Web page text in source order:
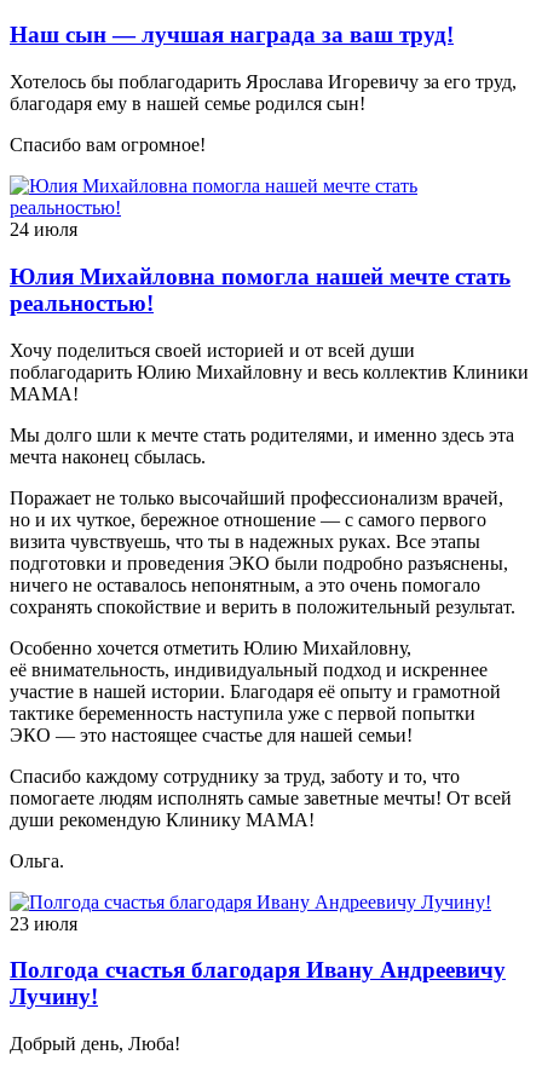
Наш сын — лучшая награда за ваш труд!
Хотелось бы поблагодарить Ярослава Игоревичу за его труд,
благодаря ему в нашей семье родился сын!
Спасибо вам огромное!
24 июля
Юлия Михайловна помогла нашей мечте стать
реальностью!
Хочу поделиться своей историей и от всей души
поблагодарить Юлию Михайловну и весь коллектив Клиники
МАМА!
Мы долго шли к мечте стать родителями, и именно здесь эта
мечта наконец сбылась.
Поражает не только высочайший профессионализм врачей,
но и их чуткое, бережное отношение — с самого первого
визита чувствуешь, что ты в надежных руках. Все этапы
подготовки и проведения ЭКО были подробно разъяснены,
ничего не оставалось непонятным, а это очень помогало
сохранять спокойствие и верить в положительный результат.
Особенно хочется отметить Юлию Михайловну,
её внимательность, индивидуальный подход и искреннее
участие в нашей истории. Благодаря её опыту и грамотной
тактике беременность наступила уже с первой попытки
ЭКО — это настоящее счастье для нашей семьи!
Спасибо каждому сотруднику за труд, заботу и то, что
помогаете людям исполнять самые заветные мечты! От всей
души рекомендую Клинику МАМА!
Ольга.
23 июля
Полгода счастья благодаря Ивану Андреевичу
Лучину!
Добрый день, Люба!